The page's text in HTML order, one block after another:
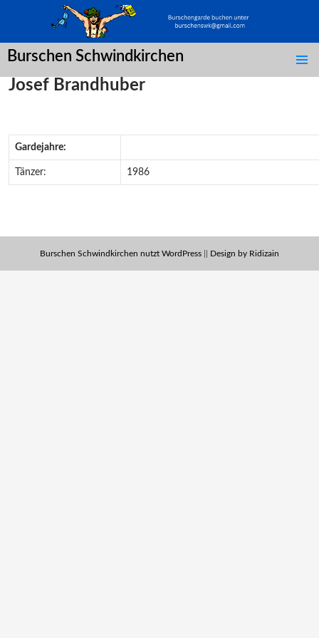
Burschen Schwindkirchen
ZUM
Josef Brandhuber
Gardejahre:
Tänzer: 1986
Burschen Schwindkirchen nutzt WordPress Design by Ridizain